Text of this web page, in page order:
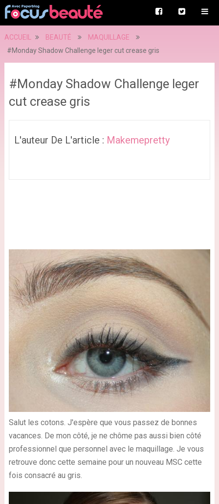
ACCUEIL BEAUTÉ
MAQUILLAGE
#Monday Shadow Challenge leger cut crease gris
#Monday Shadow Challenge leger
cut crease gris
L'auteur De L'article : Makemepretty
Salut les cotons. J'espère que vous passez de bonnes
vacances. De mon côté, je ne chôme pas aussi bien côté
professionnel que personnel avec le maquillage. Je vous
retrouve donc cette semaine pour un nouveau MSC cette
fois consacré au gris.